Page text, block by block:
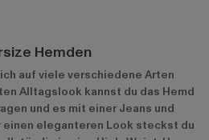
Hemden
auf viele verschiedene Arten
Alltagslook kannst du das Hemd
und es mit einer Jeans und
einen eleganteren Look steckst du